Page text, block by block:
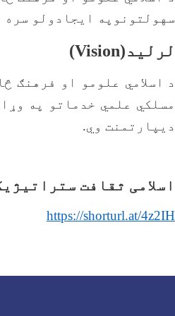
سهولتونوپه ایجادولو سره
لرلید(Vision)
د
اسلامي علومو او فرهنګ
مسلکي علمي خدماتو په
دیپارتمنت وي.
اسلامی ثقافت
https://shorturl.at/4z2IH